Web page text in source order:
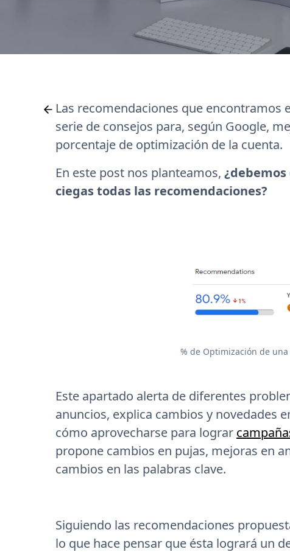
Las recomendaciones que encontramos
serie de consejos para, según Google,
porcentaje de optimización de la cuenta.
En este post nos planteamos,
ciegas todas las recomendaciones?
% de Optimización de una
Este apartado alerta de diferentes
anuncios, explica cambios y novedades
cómo aprovecharse para lograr
propone cambios en pujas, mejoras en
cambios en las palabras clave.
Siguiendo las recomendaciones
lo que hace pensar que ésta logrará un